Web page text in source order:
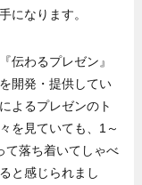
になります。
伝わるプレゼン』
開発・提供してい
よるプレゼンのト
を見ていても、1～
て落ち着いてしゃべ
と感じられまし